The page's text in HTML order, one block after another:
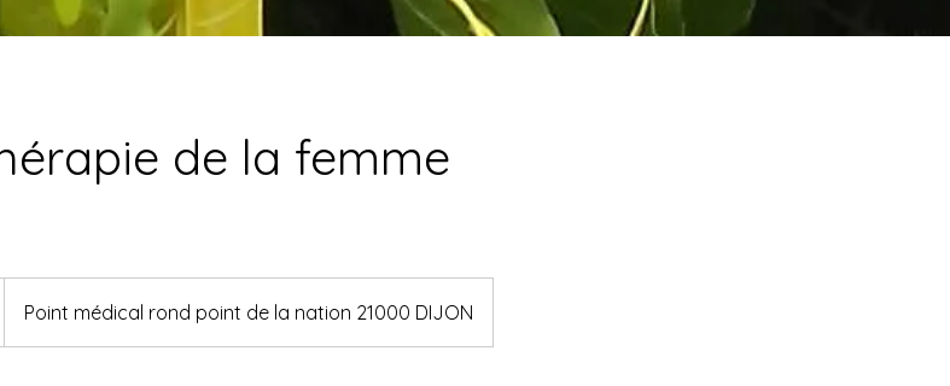
de la femme
Point médical rond point de la nation 21000 DIJON